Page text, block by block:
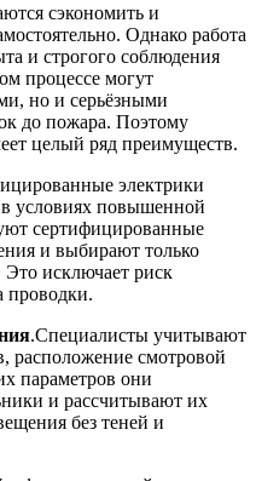
сэкономить и
Однако работа
и строгого соблюдения
процессе могут
но и серьёзными
до пожара. Поэтому
целый ряд преимуществ.
электрики
условиях повышенной
сертифицированные
и выбирают только
исключает риск
проводки.
.Специалисты учитывают
расположение смотровой
параметров они
и рассчитывают их
без теней и